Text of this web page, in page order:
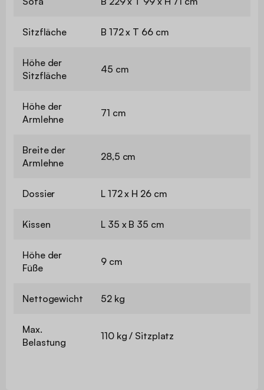
Sitzfläche B 172 x T 66 cm
Höhe der
Sitzfläche
45 cm
Höhe der
Armlehne
71 cm
Breite der
Armlehne
28,5 cm
Dossier L 172 x H 26 cm
Kissen L 35 x B 35 cm
Höhe der
Füße
9 cm
Nettogewicht 52 kg
Max.
Belastung
110 kg / Sitzplatz